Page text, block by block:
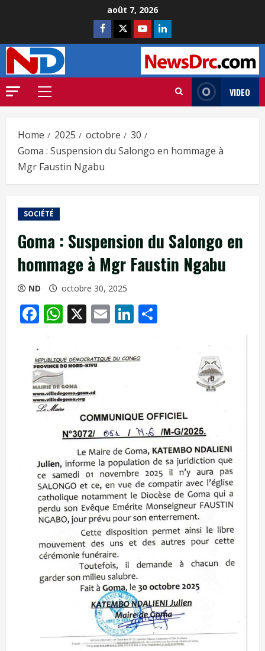
août 7, 2026
VIDEO
Home 2025 octobre
30
Goma : Suspension du Salongo en hommage à
Mgr Faustin Ngabu
SOCIÉTÉ
Goma : Suspension du Salongo en
hommage à Mgr Faustin Ngabu
ND octobre 30, 2025
Facebook
WhatsApp
X EmailLinkedIn